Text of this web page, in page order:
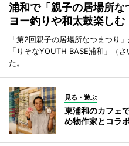
浦和で「親子の居場所
ヨー釣りや和太鼓楽しむ
「第2回親子の居場所なつまつり
「りそなYOUTH BASE浦和」（
た。
見る・遊ぶ
東浦和のカフェ
め物作家とコラ